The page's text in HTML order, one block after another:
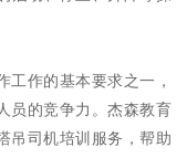
工作的基本要求之一，
员的竞争力。杰森教育
吊司机培训服务，帮助